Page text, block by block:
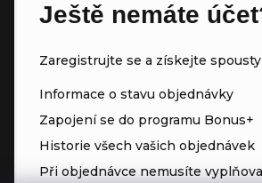
Ještě nemáte
Zaregistrujte se a získejte
Informace o stavu objednávky
Zapojení se do programu Bonus+
Historie všech vašich objednávek
Při objednávce nemusíte